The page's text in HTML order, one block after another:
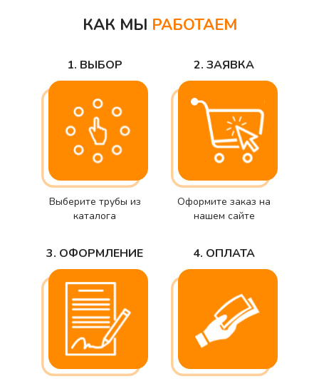
КАК МЫ РАБОТАЕМ
1. ВЫБОР
Выберите трубы из
каталога
2. ЗАЯВКА
Оформите заказ на
нашем сайте
3. ОФОРМЛЕНИЕ 4. ОПЛАТА